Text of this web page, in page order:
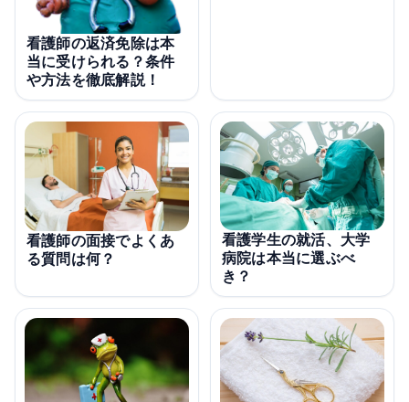
看護師の返済免除は本
当に受けられる？条件
や方法を徹底解説！
看護師の面接でよくあ
る質問は何？
看護学生の就活、大学
病院は本当に選ぶべ
き？